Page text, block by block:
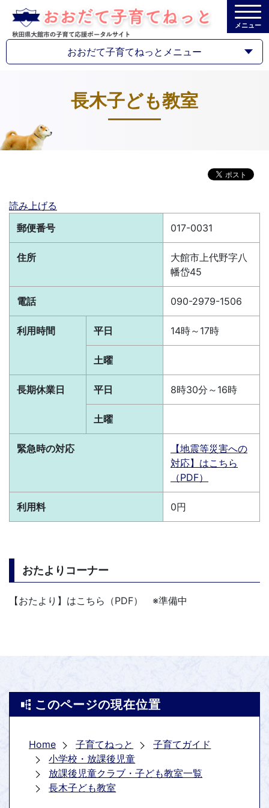
メニュー
おおだて子育てねっとメニュー
長木子ども教室
読み上げる
郵便番号
017-0031
住所
大館市上代野字八
幡岱45
電話 090-2979-1506
利用時間 平日 14時～17時
土曜
長期休業日 平日 8時30分～16時
土曜
緊急時の対応
【地震等災害への
対応】はこちら
（PDF）
利用料 0円
おたよりコーナー
【おたより】はこちら（PDF） ※準備中
このページの現在位置
Home 子育てねっと
子育てガイド
小学校・放課後児童
放課後児童クラブ・子ども教室一覧
長木子ども教室